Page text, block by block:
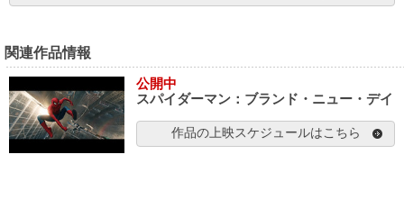
関連作品情報
公開中
スパイダーマン：ブランド・ニュー・デイ
作品の上映スケジュールはこちら